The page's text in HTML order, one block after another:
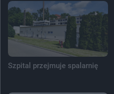
Szpital przejmuje spalarnię